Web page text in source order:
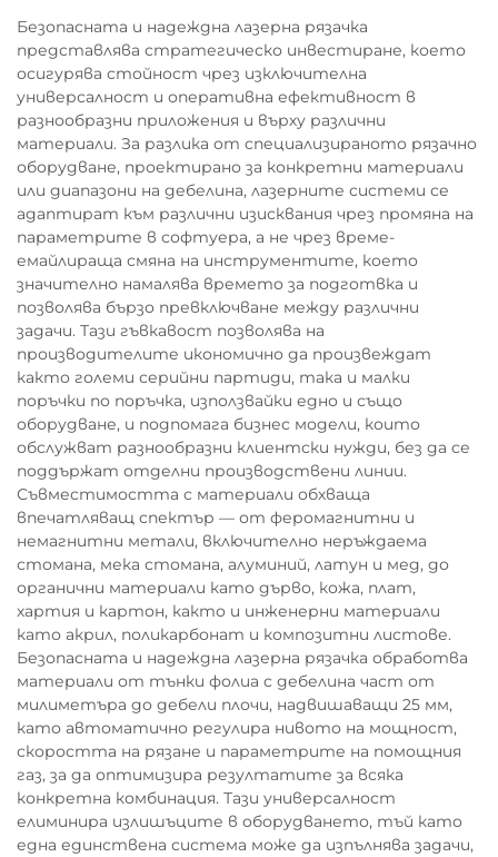
Безопасната и надеждна лазерна рязачка
представлява стратегическо инвестиране, което
осигурява стойност чрез изключителна
универсалност и оперативна ефективност в
разнообразни приложения и върху различни
материали. За разлика от специализираното рязачно
оборудване, проектирано за конкретни материали
или диапазони на дебелина, лазерните системи се
адаптират към различни изисквания чрез промяна на
параметрите в софтуера, а не чрез време-
емайлираща смяна на инструментите, което
значително намалява времето за подготвка и
позволява бързо превключване между различни
задачи. Тази гъвкавост позволява на
производителите икономично да произвеждат
както големи серийни партиди, така и малки
поръчки по поръчка, използвайки едно и също
оборудване, и подпомага бизнес модели, които
обслужват разнообразни клиентски нужди, без да се
поддържат отделни производствени линии.
Съвместимостта с материали обхваща
впечатляващ спектър — от феромагнитни и
немагнитни метали, включително неръждаема
стомана, мека стомана, алуминий, латун и мед, до
органични материали като дърво, кожа, плат,
хартия и картон, както и инженерни материали
като акрил, поликарбонат и композитни листове.
Безопасната и надеждна лазерна рязачка обработва
материали от тънки фолиа с дебелина част от
милиметъра до дебели плочи, надвишаващи 25 мм,
като автоматично регулира нивото на мощност,
скоростта на рязане и параметрите на помощния
газ, за да оптимизира резултатите за всяка
конкретна комбинация. Тази универсалност
елиминира излишъците в оборудването, тъй като
една единствена система може да изпълнява задачи,